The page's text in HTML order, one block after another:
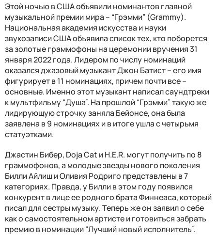
Этой ночью в США объявили номинантов главной
музыкальной премии мира – “Грэмми” (Grammy).
Национальная академия искусства и науки
звукозаписи США объявила список тех, кто поборется
за золотые граммофоны на церемонии вручения 31
января 2022 года. Лидером по числу номинаций
оказался джазовый музыкант Джон Батист – его имя
фигурирует в 11 номинациях, причем почти все –
основные. Именно этот музыкант написал саундтреки
к мультфильму “Душа”. На прошлой “Грэмми” такую же
лидирующую строчку заняла Бейонсе, она была
заявлена в 9 номинациях и в итоге ушла с четырьмя
статуэтками.
Джастин Бибер, Doja Cat и H.E.R. могут получить по 8
граммофонов, а молодые звезды нового поколения
Билли Айлиш и Оливия Родриго представлены в 7
категориях. Правда, у Билли в этом году появился
конкурент в лице ее родного брата Финнеаса, который
писал для сестры музыку. Теперь же он заявил о себе
как о самостоятельном артисте и готовиться забрать
премию в номинации “Лучший новый исполнитель”.